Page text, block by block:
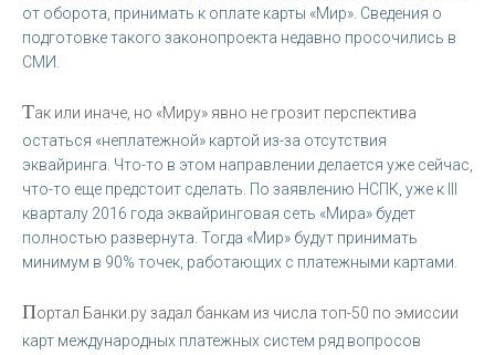
от оборота, принимать к оплате карты «Мир». Сведения о
подготовке такого законопроекта недавно просочились в
СМИ.
Так или иначе, но «Миру» явно не грозит перспектива
остаться «неплатежной» картой из-за отсутствия
эквайринга. Что-то в этом направлении делается уже сейчас,
что-то еще предстоит сделать. По заявлению НСПК, уже к III
кварталу 2016 года эквайринговая сеть «Мира» будет
полностью развернута. Тогда «Мир» будут принимать
минимум в 90% точек, работающих с платежными картами.
Портал Банки.ру задал банкам из числа топ-50 по эмиссии
карт международных платежных систем ряд вопросов